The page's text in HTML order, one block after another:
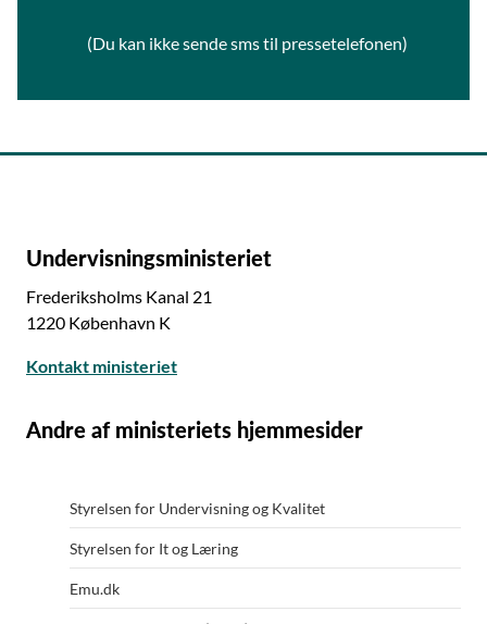
(Du kan ikke sende sms til pressetelefonen)
Undervisningsministeriet
Frederiksholms Kanal 21
1220 København K
Kontakt ministeriet
Andre af ministeriets hjemmesider
Styrelsen for Undervisning og Kvalitet
Styrelsen for It og Læring
Emu.dk